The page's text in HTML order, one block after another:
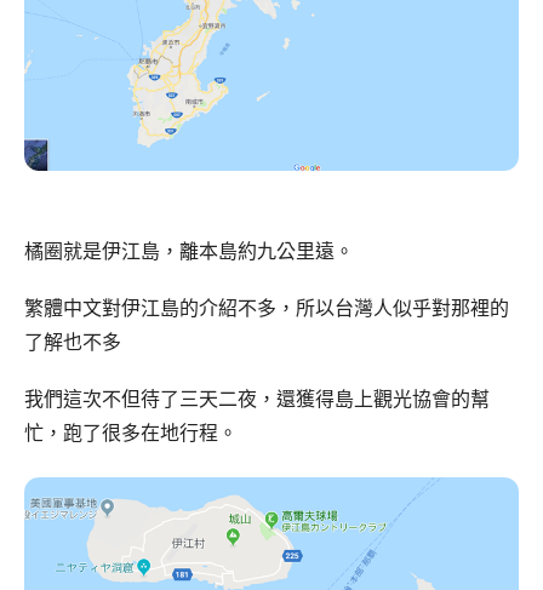
橘圈就是伊江島，離本島約九公里遠。
繁體中文對伊江島的介紹不多，所以台灣人似乎對那裡的
了解也不多
我們這次不但待了三天二夜，還獲得島上觀光協會的幫
忙，跑了很多在地行程。